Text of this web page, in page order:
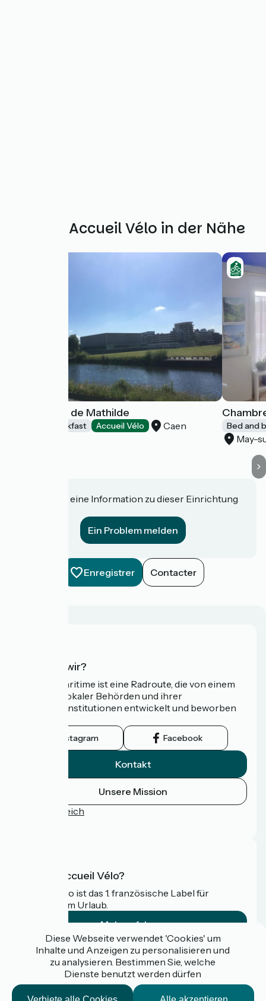
Weitere Accueil Vélo in der Nähe
La chambre de Mathilde
Bed and breakfast Accueil Vélo Caen Bed and
May-
Haben Sie eine Information zu dieser Einrichtung
Ein Problem melden
Enregistrer Contacter
Wer sind wir?
Die Vélomaritime ist eine Radroute, die von einem
Netzwerk lokaler Behörden und ihrer
Tourismusinstitutionen entwickelt und beworben
Instagram Facebook
Kontakt
Unsere Mission
Pressebereich
Was ist Accueil Vélo?
Accueil Vélo ist das 1. französische Label für
Radfahrer im Urlaub.
Mehr erfahren
Gefördert im Rahmen von Destination France
Diese Webseite verwendet 'Cookies' um
Inhalte und Anzeigen zu personalisieren und
zu analysieren. Bestimmen Sie, welche
Dienste benutzt werden dürfen